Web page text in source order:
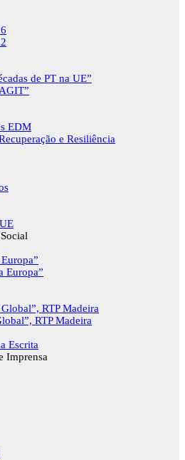
de PT na UE”
EDM
e Resiliência
Europa”
RTP Madeira
RTP Madeira
Escrita
Imprensa